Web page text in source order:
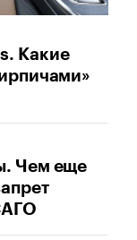
Какие
Чем еще